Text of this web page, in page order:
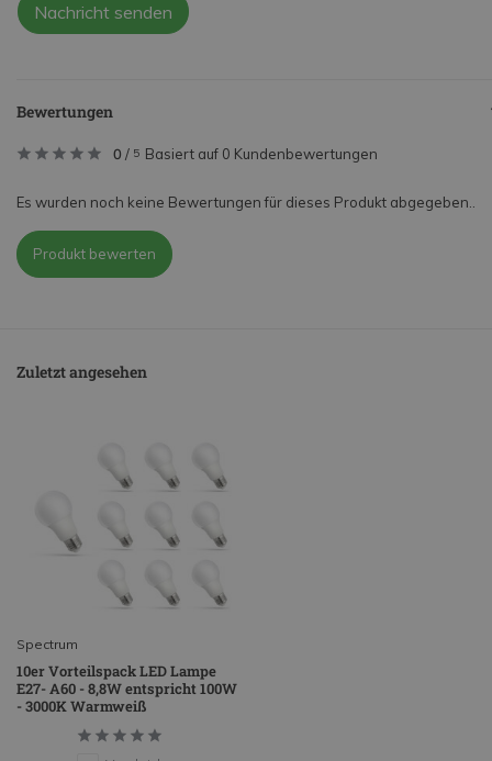
Nachricht senden
Bewertungen
0 / 5 Basiert auf 0 Kundenbewertungen
Es wurden noch keine Bewertungen für dieses Produkt abgegeben..
Produkt bewerten
Zuletzt angesehen
Spectrum
10er Vorteilspack LED Lampe
E27- A60 - 8,8W entspricht 100W
- 3000K Warmweiß